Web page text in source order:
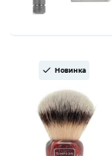
Новинка